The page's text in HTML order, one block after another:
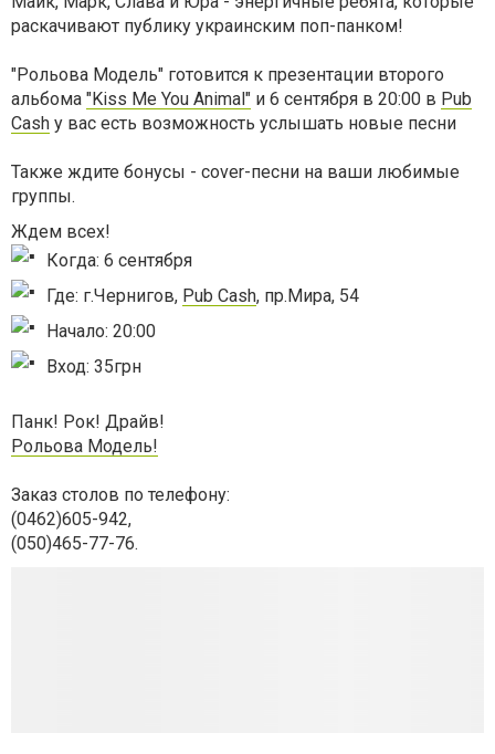
раскачивают публику украинским поп-панком!
"Рольова Модель" готовится к презентации второго
альбома "Kiss Me You Animal" и 6 сентября в 20:00 в Pub
Cash у вас есть возможность услышать новые песни
Также ждите бонусы - cover-песни на ваши любимые
группы.
Ждем всех!
Когда: 6 сентября
Где: г.Чернигов, Pub Cash, пр.Мира, 54
Начало: 20:00
Вход: 35грн
Панк! Рок! Драйв!
Рольова Модель!
Заказ столов по телефону:
(0462)605-942,
(050)465-77-76.